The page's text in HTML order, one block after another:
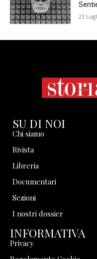
23
SU DI NOI
Chi siamo
Rivista
Libreria
Documentari
Sezioni
I nostri dossier
INFORMATIVA
Privacy